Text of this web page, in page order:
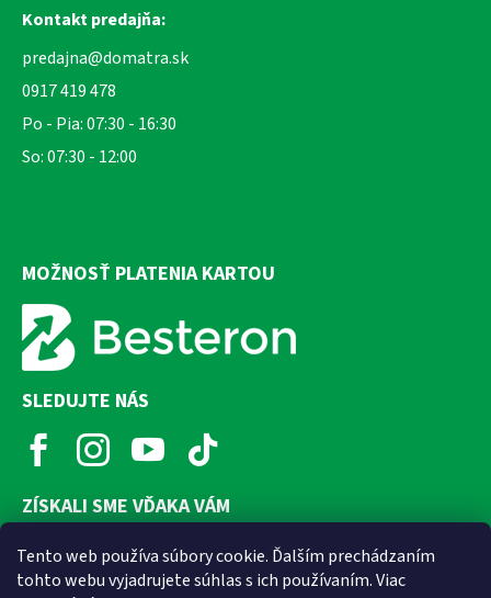
Tento web používa súbory cookie. Ďalším prechádzaním
tohto webu vyjadrujete súhlas s ich používaním. Viac
Kontakt predajňa:
predajna@domatra.sk
0917 419 478
Po - Pia: 07:30 - 16:30
So: 07:30 - 12:00
MOŽNOSŤ PLATENIA KARTOU
SLEDUJTE NÁS
ZÍSKALI SME VĎAKA VÁM